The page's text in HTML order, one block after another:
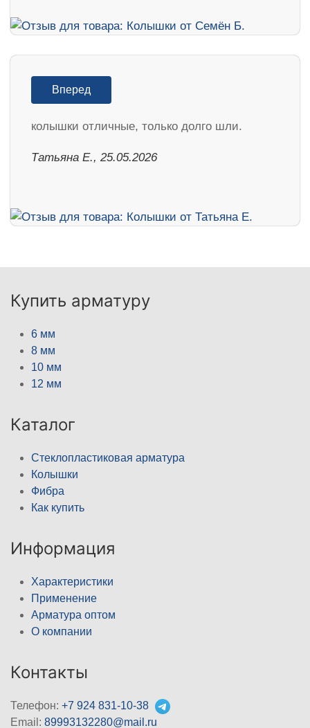
Вперед
колышки отличные, только долго шли.
Татьяна Е., 25.05.2026
Купить арматуру
6 мм
8 мм
10 мм
12 мм
Каталог
Стеклопластиковая арматура
Колышки
Фибра
Как купить
Информация
Характеристики
Применение
Арматура оптом
О компании
Контакты
Телефон: +7 924 831-10-38
Email: 89993132280@mail.ru